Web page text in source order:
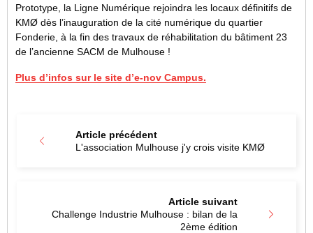
Prototype, la Ligne Numérique rejoindra les locaux définitifs de
KMØ dès l’inauguration de la cité numérique du quartier
Fonderie, à la fin des travaux de réhabilitation du bâtiment 23
de l’ancienne SACM de Mulhouse !
Plus d’infos sur le site d’e-nov Campus.
Article précédent
L'association Mulhouse j'y crois visite KMØ
Article suivant
Challenge Industrie Mulhouse : bilan de la
2ème édition